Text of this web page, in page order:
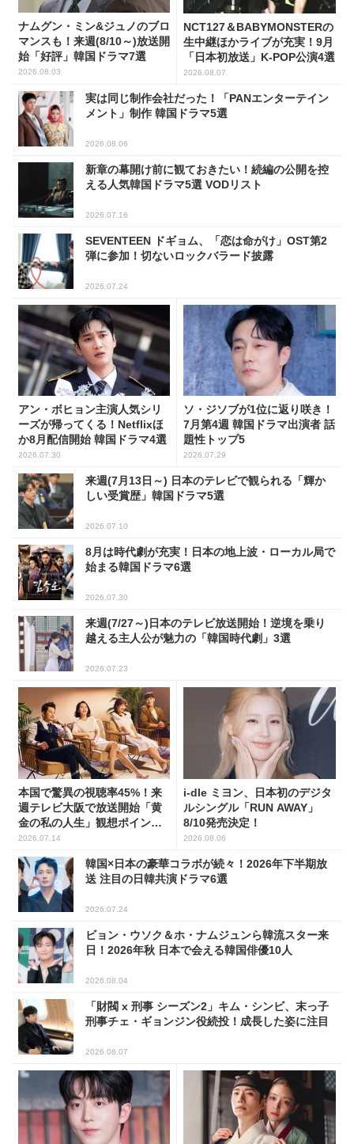
ナムグン・ミン&ジュノのブロ
マンスも！来週(8/10～)放送開
始「好評」韓国ドラマ7選
2026.08.03
NCT127＆BABYMONSTERの
生中継ほかライブが充実！9月
「日本初放送」K-POP公演4選
2026.08.07
実は同じ制作会社だった！「PANエンターテイン
メント」制作 韓国ドラマ5選
2026.08.06
新章の幕開け前に観ておきたい！続編の公開を控
える人気韓国ドラマ5選 VODリスト
2026.07.16
SEVENTEEN ドギョム、「恋は命がけ」OST第2
弾に参加！切ないロックバラード披露
2026.07.24
アン・ボヒョン主演人気シリ
ーズが帰ってくる！Netflixほ
か8月配信開始 韓国ドラマ4選
2026.07.30
ソ・ジソブが1位に返り咲き！
7月第4週 韓国ドラマ出演者 話
題性トップ5
2026.07.29
来週(7月13日～) 日本のテレビで観られる「輝か
しい受賞歴」韓国ドラマ5選
2026.07.10
8月は時代劇が充実！日本の地上波・ローカル局で
始まる韓国ドラマ6選
2026.07.30
来週(7/27～)日本のテレビ放送開始！逆境を乗り
越える主人公が魅力の「韓国時代劇」3選
2026.07.23
本国で驚異の視聴率45%！来
週テレビ大阪で放送開始「黄
金の私の人生」観想ポイント5
選
2026.07.14
i-dle ミヨン、日本初のデジタ
ルシングル「RUN AWAY」
8/10発売決定！
2026.08.06
韓国×日本の豪華コラボが続々！2026年下半期放
送 注目の日韓共演ドラマ6選
2026.07.24
ビョン・ウソク＆ホ・ナムジュンら韓流スター来
日！2026年秋 日本で会える韓国俳優10人
2026.08.04
「財閥 x 刑事 シーズン2」キム・シンビ、末っ子
刑事チェ・ギョンジン役続投！成長した姿に注目
2026.08.07